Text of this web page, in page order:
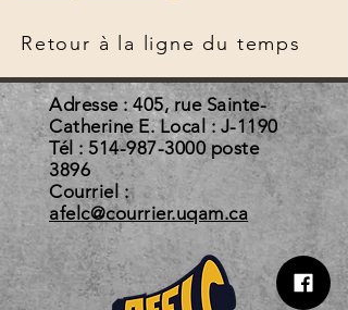
Retour à la ligne du temps
Adresse : 405, rue Sainte-
Catherine E. Local : J-1190
Tél :514-987-3000poste
3896
Courriel :
afelc@courrier.uqam.ca